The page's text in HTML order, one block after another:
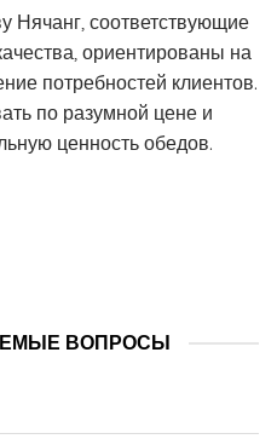
Нячанг, соответствующие
ориентированы на
потребностей клиентов.
по разумной цене и
ценность обедов.
ВОПРОСЫ